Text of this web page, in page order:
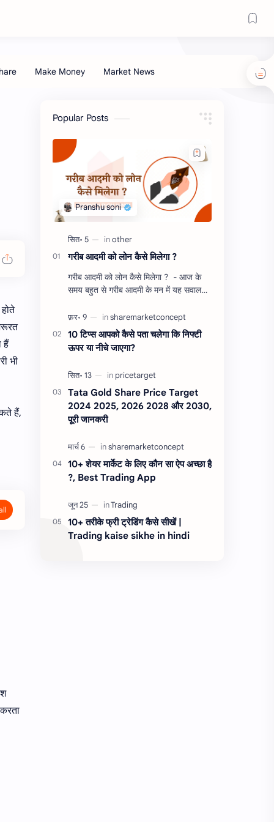
हैं
भी
हैं,
Popular Posts
गरीब आदमी को लोन कैसे मिलेगा ?
गरीब आदमी को लोन कैसे मिलेगा ? - आज के
समय बहुत से गरीब आदमी के मन में यह सवाल
को लोन कैसे मिलता है ?…
10 टिप्स आपको कैसे पता चलेगा कि निफ्टी
ऊपर या नीचे जाएगा?
Tata Gold Share Price Target
2024 2025, 2026 2028 और 2030,
पूरी जानकरी
10+ शेयर मार्केट के लिए कौन सा ऐप अच्छा है
?, Best Trading App
10+ तरीके फ्री ट्रेडिंग कैसे सीखें |
Trading kaise sikhe in hindi